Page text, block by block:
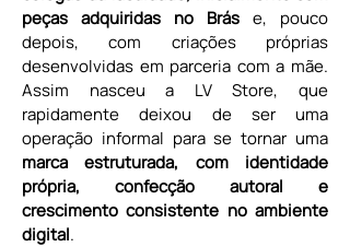
peças adquiridas no Brás e, pouco
depois, com criações próprias
desenvolvidas em parceria com a mãe.
Assim nasceu a LV Store, que
rapidamente deixou de ser uma
marca estruturada, com identidade
própria, confecção autoral e
crescimento consistente no ambiente
digital.